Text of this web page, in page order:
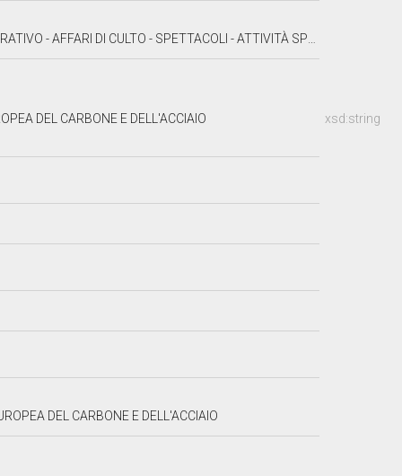
DI CULTO - SPETTACOLI - ATTIVITÀ SPORTIVE - STAMPA
xsd:string
DEL CARBONE E DELL'ACCIAIO
DEL CARBONE E DELL'ACCIAIO